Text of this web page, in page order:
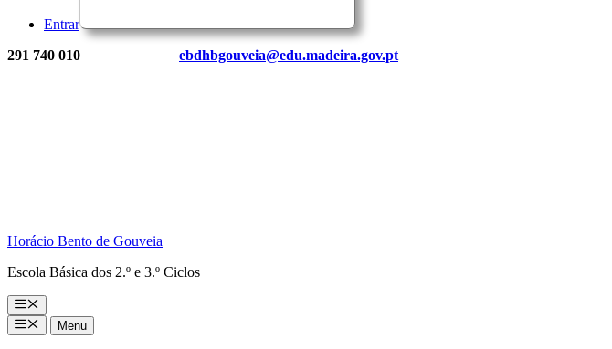
Entrar
291 740 010 ebdhbgouveia@edu.madeira.gov.pt
Horácio Bento de Gouveia
Escola Básica dos 2.º e 3.º Ciclos
Menu
MenuMenu